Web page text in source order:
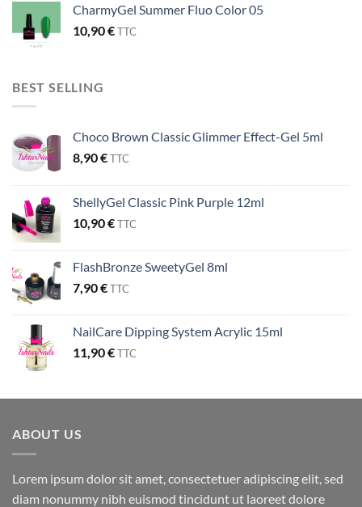
CharmyGel Summer Fluo Color 05
10,90€TTC
BEST SELLING
Choco Brown Classic Glimmer Effect-Gel 5ml
8,90€TTC
ShellyGel Classic Pink Purple 12ml
10,90€TTC
FlashBronze SweetyGel 8ml
7,90€TTC
NailCare Dipping System Acrylic 15ml
11,90€TTC
ABOUT US
Lorem ipsum dolor sit amet, consectetuer adipiscing elit, sed
diam nonummy nibh euismod tincidunt ut laoreet dolore